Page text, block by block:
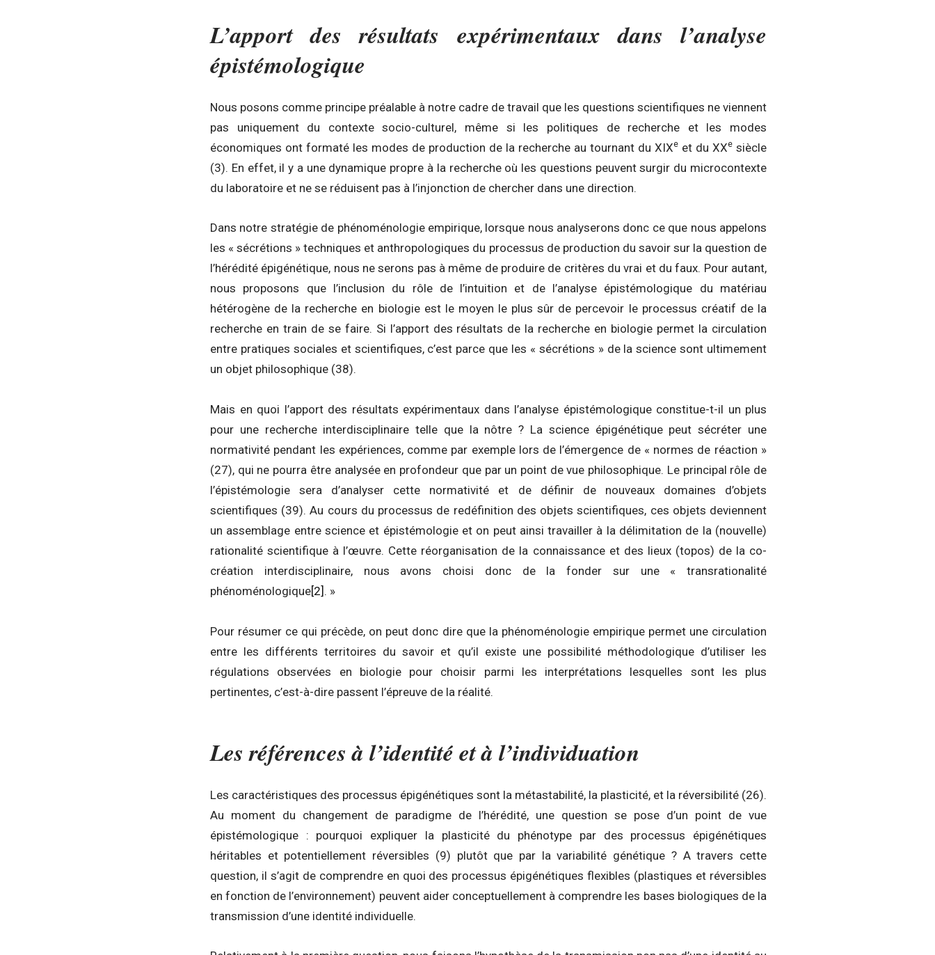
L’apport des résultats expérimentaux dans l’analyse
épistémologique
Nous posons comme principe préalable à notre cadre de travail que les questions scientifiques ne viennent
pas uniquement du contexte socio-culturel, même si les politiques de recherche et les modes
économiques ont formaté les modes de production de la recherche au tournant du XIXe et du XXe siècle
(3). En effet, il y a une dynamique propre à la recherche où les questions peuvent surgir du microcontexte
du laboratoire et ne se réduisent pas à l’injonction de chercher dans une direction.
Dans notre stratégie de phénoménologie empirique, lorsque nous analyserons donc ce que nous appelons
les « sécrétions » techniques et anthropologiques du processus de production du savoir sur la question de
l’hérédité épigénétique, nous ne serons pas à même de produire de critères du vrai et du faux. Pour autant,
nous proposons que l’inclusion du rôle de l’intuition et de l’analyse épistémologique du matériau
hétérogène de la recherche en biologie est le moyen le plus sûr de percevoir le processus créatif de la
recherche en train de se faire. Si l’apport des résultats de la recherche en biologie permet la circulation
entre pratiques sociales et scientifiques, c’est parce que les « sécrétions » de la science sont ultimement
un objet philosophique (38).
Mais en quoi l’apport des résultats expérimentaux dans l’analyse épistémologique constitue-t-il un plus
pour une recherche interdisciplinaire telle que la nôtre ? La science épigénétique peut sécréter une
normativité pendant les expériences, comme par exemple lors de l’émergence de « normes de réaction »
(27), qui ne pourra être analysée en profondeur que par un point de vue philosophique. Le principal rôle de
l’épistémologie sera d’analyser cette normativité et de définir de nouveaux domaines d’objets
scientifiques (39). Au cours du processus de redéfinition des objets scientifiques, ces objets deviennent
un assemblage entre science et épistémologie et on peut ainsi travailler à la délimitation de la (nouvelle)
rationalité scientifique à l’œuvre. Cette réorganisation de la connaissance et des lieux (topos) de la co-
création interdisciplinaire, nous avons choisi donc de la fonder sur une « transrationalité
phénoménologique[2] . »
Pour résumer ce qui précède, on peut donc dire que la phénoménologie empirique permet une circulation
entre les différents territoires du savoir et qu’il existe une possibilité méthodologique d’utiliser les
régulations observées en biologie pour choisir parmi les interprétations lesquelles sont les plus
pertinentes, c’est-à-dire passent l’épreuve de la réalité.
Les références à l’identité et à l’individuation
Les caractéristiques des processus épigénétiques sont la métastabilité, la plasticité, et la réversibilité (26).
Au moment du changement de paradigme de l’hérédité, une question se pose d’un point de vue
épistémologique : pourquoi expliquer la plasticité du phénotype par des processus épigénétiques
héritables et potentiellement réversibles (9) plutôt que par la variabilité génétique ? A travers cette
question, il s’agit de comprendre en quoi des processus épigénétiques flexibles (plastiques et réversibles
en fonction de l’environnement) peuvent aider conceptuellement à comprendre les bases biologiques de la
transmission d’une identité individuelle.